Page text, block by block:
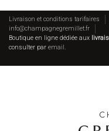
Livraison et conditions tarifaires
info@champagnegremillet.fr
Boutique en ligne dédiée aux
consulter par email.